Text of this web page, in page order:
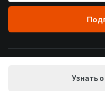
Узнать
адрес
почты
Пользовательское